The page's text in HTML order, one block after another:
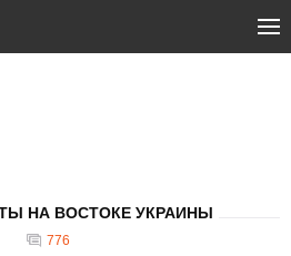
НА ВОСТОКЕ УКРАИНЫ
776